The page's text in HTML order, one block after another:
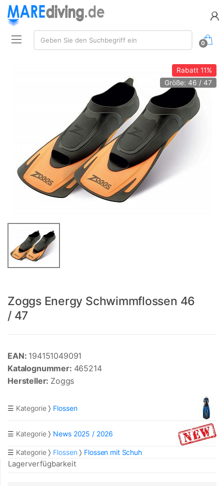
Suche:
Geben Sie den Suchbegriff ein
0
Rabatt11%
Größe: 46 / 47
Zoggs Energy Schwimmflossen 46
/ 47
EAN: 194151049091
Katalognummer: 465214
Hersteller: Zoggs
☰ Kategorie Flossen
☰ Kategorie News 2025 / 2026
☰ Kategorie Flossen Flossen mit Schuh
Lagerverfügbarkeit